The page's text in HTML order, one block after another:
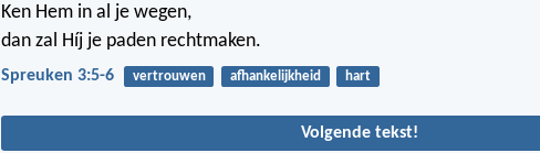
Ken Hem in al je wegen,
dan zal Híj je paden rechtmaken.
Spreuken 3:5-6 vertrouwen afhankelijkheid hart
Volgende tekst!